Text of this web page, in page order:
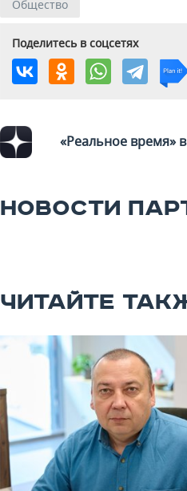
Общество
Поделитесь в соцсетях
«Реальное время»
НОВОСТИ
ЧИТАЙТЕ